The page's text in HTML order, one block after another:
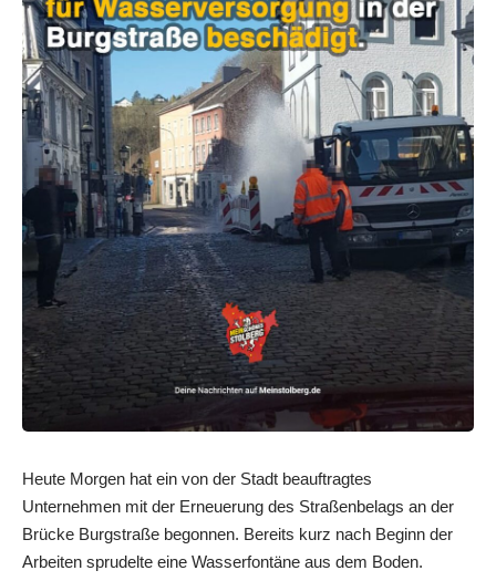
Heute Morgen hat ein von der Stadt beauftragtes
Unternehmen mit der Erneuerung des Straßenbelags an der
Brücke Burgstraße begonnen. Bereits kurz nach Beginn der
Arbeiten sprudelte eine Wasserfontäne aus dem Boden.